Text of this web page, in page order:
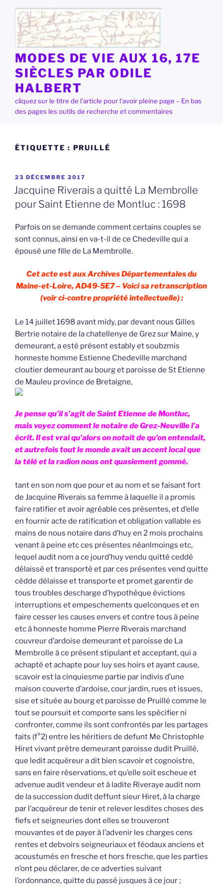
contenu
principal
MODES DE VIE AUX 16, 17E
SIÈCLES PAR ODILE
HALBERT
cliquez sur le titre de l'article pour l'avoir pleine page – En bas
des pages les outils de recherche et commentaires
ÉTIQUETTE : PRUILLÉ
PUBLIÉ
LE
23 DÉCEMBRE 2017
Jacquine Riverais a quitté La Membrolle
pour Saint Etienne de Montluc : 1698
Parfois on se demande comment certains couples se
sont connus, ainsi en va-t-il de ce Chedeville qui a
épousé une fille de La Membrolle.
Cet acte est aux Archives Départementales du
Maine-et-Loire, AD49-5E7 – Voici sa retranscription
(voir ci-contre propriété intellectuelle) :
Le 14 juillet 1698 avant midy, par devant nous Gilles
Bertrie notaire de la chatellenye de Grez sur Maine, y
demeurant, a esté présent estably et soubzmis
honneste homme Estienne Chedeville marchand
cloutier demeurant au bourg et paroisse de St Etienne
de Mauleu province de Bretaigne,
Je pense qu’il s’agit de Saint Etienne de Montluc,
mais voyez comment le notaire de Grez-Neuville l’a
écrit. Il est vrai qu’alors on notait de qu’on entendait,
et autrefois tout le monde avait un accent local que
la télé et la radion nous ont quasiement gommé.
tant en son nom que pour et au nom et se faisant fort
de Jacquine Riverais sa femme à laquelle il a promis
faire ratifier et avoir agréable ces présentes, et d’elle
en fournir acte de ratification et obligation vallable es
mains de nous notaire dans d’huy en 2 mois prochains
venant à peine etc ces présentes néanlmoings etc,
lequel audit nom a ce jourd’huy vendu quitté ceddé
délaissé et transporté et par ces présentes vend quitte
cèdde délaisse et transporte et promet garentir de
tous troubles descharge d’hypothèque évictions
interruptions et empeschements quelconques et en
faire cesser les causes envers et contre tous à peine
etc à honneste homme Pierre Riverais marchand
couvreur d’ardoise demeurant et paroisse de La
Membrolle à ce présent stipulant et acceptant, qui a
achapté et achapte pour luy ses hoirs et ayant cause,
scavoir est la cinquiesme partie par indivis d’une
maison couverte d’ardoise, cour jardin, rues et issues,
sise et située au bourg et paroisse de Pruillé comme le
tout se poursuit et comporte sans les spécifier ni
confronter, comme ils sont confrontés par les partages
faits (f°2) entre les héritiers de defunt Me Christophle
Hiret vivant prêtre demeurant paroisse dudit Pruillé,
que ledit acquéreur a dit bien scavoir et cognoistre,
sans en faire réservations, et qu’elle soit escheue et
advenue audit vendeur et à ladite Riveraye audit nom
de la succession dudit deffunt sieur Hiret, à la charge
par l’acquéreur de tenir et relever lesdites choses des
fiefs et seigneuries dont elles se trouveront
mouvantes et de payer à l’advenir les charges cens
rentes et debvoirs seigneuriaux et féodaux anciens et
acoustumés en fresche et hors fresche, que les parties
n’ont peu déclarer, de ce adverties suivant
l’ordonnance, quitte du passé jusques à ce jour ;